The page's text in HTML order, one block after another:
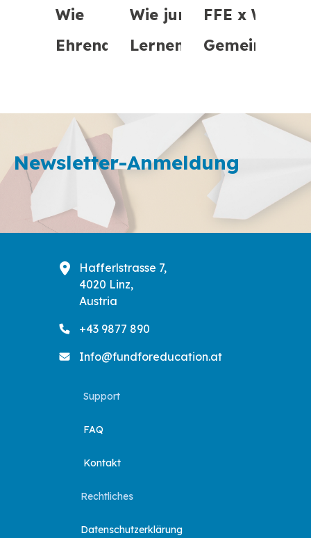
Wie
Ehrenamtliche
Finanzbildung
d ...
Wie junge
Lernende in
erkundete ...
FFE x
Newsletter-Anmeldung
Hafferlstrasse 7,
4020 Linz,
Austria
+43 9877 890
Info@fundforeducation.at
Support
FAQ
Kontakt
Rechtliches
Datenschutzerklärung